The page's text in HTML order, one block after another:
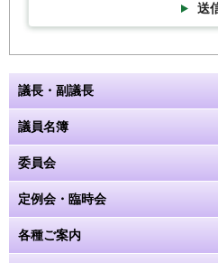
送
議長・副議長
議員名簿
委員会
定例会・臨時会
各種ご案内